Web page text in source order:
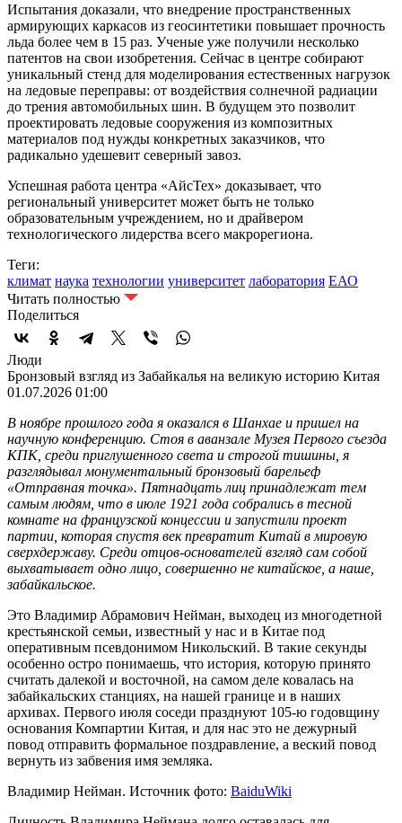
Испытания доказали, что внедрение пространственных
армирующих каркасов из геосинтетики повышает прочность
льда более чем в 15 раз. Ученые уже получили несколько
патентов на свои изобретения. Сейчас в центре собирают
уникальный стенд для моделирования естественных нагрузок
на ледовые переправы: от воздействия солнечной радиации
до трения автомобильных шин. В будущем это позволит
проектировать ледовые сооружения из композитных
материалов под нужды конкретных заказчиков, что
радикально удешевит северный завоз.
Успешная работа центра «АйсТех» доказывает, что
региональный университет может быть не только
образовательным учреждением, но и драйвером
технологического лидерства всего макрорегиона.
Теги:
климат наука технологии университет лаборатория ЕАО
Читать полностью
Поделиться
Люди
Бронзовый взгляд из Забайкалья на великую историю Китая
01.07.2026 01:00
В ноябре прошлого года я оказался в Шанхае и пришел на
научную конференцию. Стоя в аванзале Музея Первого съезда
КПК, среди приглушенного света и строгой тишины, я
разглядывал монументальный бронзовый барельеф
«Отправная точка». Пятнадцать лиц принадлежат тем
самым людям, что в июле 1921 года собрались в тесной
комнате на французской концессии и запустили проект
партии, которая спустя век превратит Китай в мировую
сверхдержаву. Среди отцов-основателей взгляд сам собой
выхватывает одно лицо, совершенно не китайское, а наше,
забайкальское.
Это Владимир Абрамович Нейман, выходец из многодетной
крестьянской семьи, известный у нас и в Китае под
оперативным псевдонимом Никольский. В такие секунды
особенно остро понимаешь, что история, которую принято
считать далекой и восточной, на самом деле ковалась на
забайкальских станциях, на нашей границе и в наших
архивах. Первого июля соседи празднуют 105-ю годовщину
основания Компартии Китая, и для нас это не дежурный
повод отправить формальное поздравление, а веский повод
вернуть из забвения имя земляка.
Владимир Нейман. Источник фото: BaiduWiki